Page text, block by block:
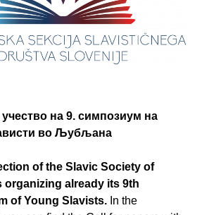
учество на 9. симпозиум на
во Љубљана
of the Slavic Society of
organizing already its 9th
of Young Slavists. In the